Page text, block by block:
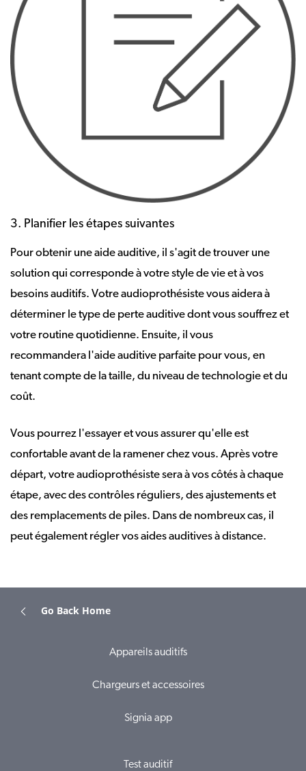
3. Planifier les étapes suivantes
Pour obtenir une aide auditive, il s'agit de trouver une
solution qui corresponde à votre style de vie et à vos
besoins auditifs. Votre audioprothésiste vous aidera à
déterminer le type de perte auditive dont vous souffrez et
votre routine quotidienne. Ensuite, il vous
recommandera l'aide auditive parfaite pour vous, en
tenant compte de la taille, du niveau de technologie et du
coût.
Vous pourrez l'essayer et vous assurer qu'elle est
confortable avant de la ramener chez vous. Après votre
départ, votre audioprothésiste sera à vos côtés à chaque
étape, avec des contrôles réguliers, des ajustements et
des remplacements de piles. Dans de nombreux cas, il
peut également régler vos aides auditives à distance.
Go Back Home
Appareils auditifs
Chargeurs et accessoires
Signia app
Test auditif